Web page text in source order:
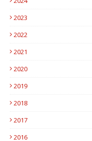
2023
2022
2021
2020
2019
2018
2017
2016